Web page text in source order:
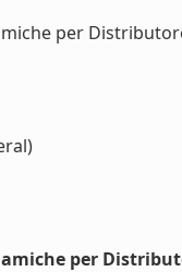
per
per